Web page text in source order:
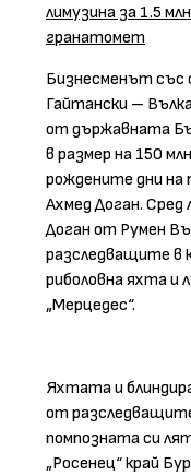
лимузина за 1.5
гранатомет
Бизнесменът със
Гайтански –
от държавната
в размер на 150
рождените дни на
Ахмед Доган. Сред
Доган от Румен
разследващите в
риболовна яхта и
„Мерцедес“.
Яхтата и
от
помпозната си
„Росенец“ край